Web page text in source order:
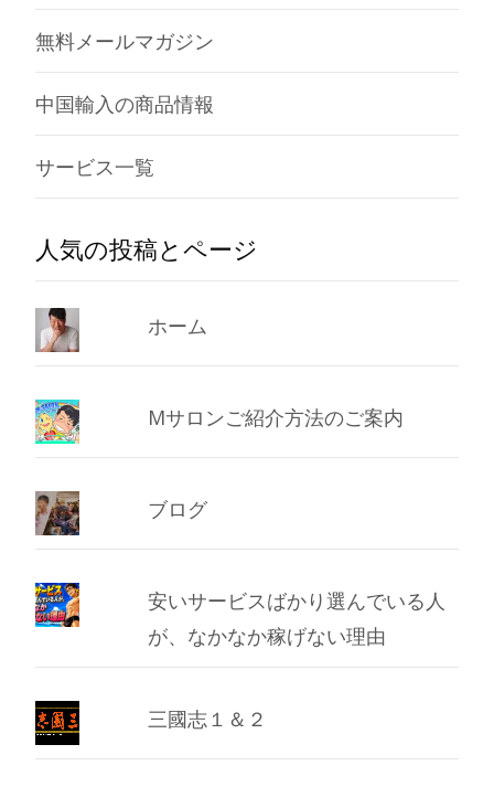
無料メールマガジン
中国輸入の商品情報
サービス一覧
人気の投稿とページ
ホーム
Mサロンご紹介方法のご案内
ブログ
安いサービスばかり選んでいる人
が、なかなか稼げない理由
三國志１＆２